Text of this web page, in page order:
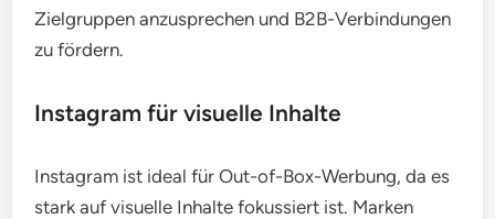
Zielgruppen anzusprechen und B2B-Verbindungen
zu fördern.
Instagram für visuelle Inhalte
Instagram ist ideal für Out-of-Box-Werbung, da es
stark auf visuelle Inhalte fokussiert ist. Marken